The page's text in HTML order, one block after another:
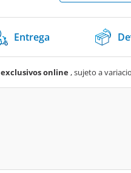
Entrega
exclusivos online, sujeto a